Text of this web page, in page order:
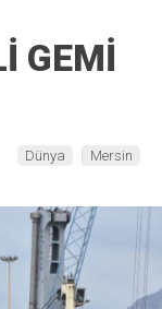
GEMİ
Dünya Mersin